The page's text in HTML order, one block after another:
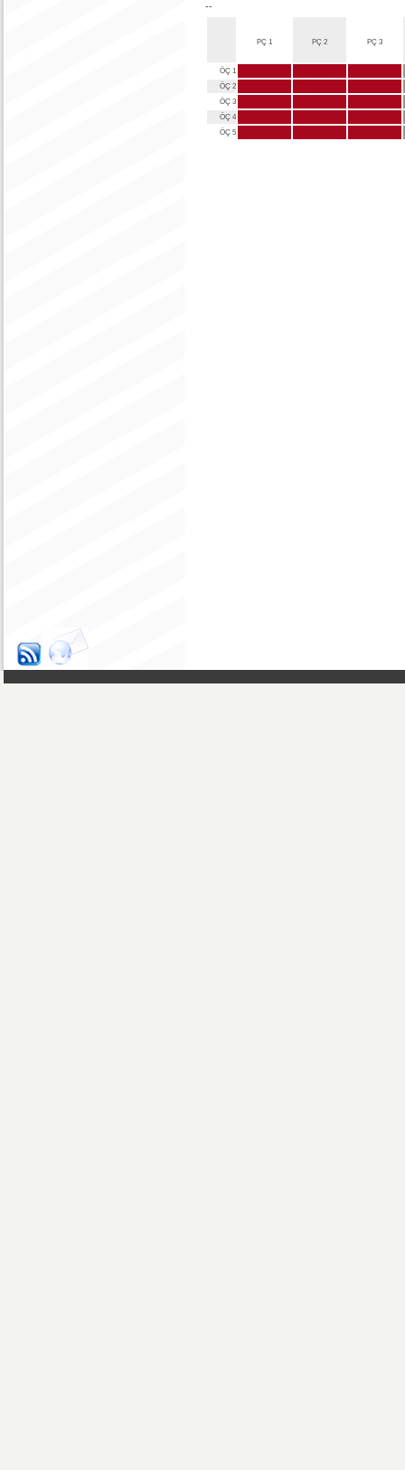
--
PÇ 1 PÇ 2 PÇ 3
ÖÇ 1
ÖÇ 2
ÖÇ 3
ÖÇ 4
ÖÇ 5